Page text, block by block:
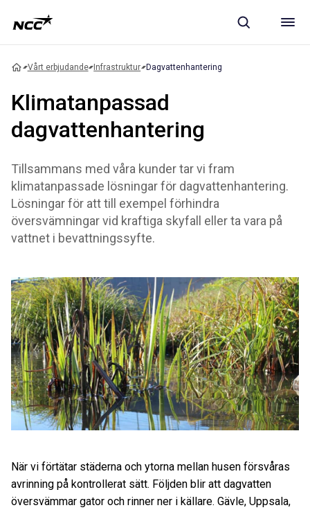
Vårt erbjudande Infrastruktur Dagvattenhantering
Klimatanpassad
dagvattenhantering
Tillsammans med våra kunder tar vi fram
klimatanpassade lösningar för dagvattenhantering.
Lösningar för att till exempel förhindra
översvämningar vid kraftiga skyfall eller ta vara på
vattnet i bevattningssyfte.
När vi förtätar städerna och ytorna mellan husen försvåras
avrinning på kontrollerat sätt. Följden blir att dagvatten
översvämmar gator och rinner ner i källare. Gävle, Uppsala,